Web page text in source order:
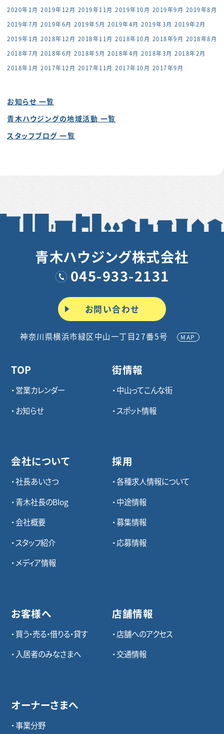
2020年1月 2019年12月 2019年11月 2019年10月 2019年9月 2019年8月
2019年7月 2019年6月 2019年5月 2019年4月 2019年3月 2019年2月
2019年1月 2018年12月 2018年11月 2018年10月 2018年9月 2018年8月
2018年7月 2018年6月 2018年5月 2018年4月 2018年3月 2018年2月
2018年1月 2017年12月 2017年11月 2017年10月 2017年9月
お知らせ 一覧
青木ハウジングの地域活動 一覧
スタッフブログ 一覧
青木ハウジング株式会社
045-933-2131
お問い合わせ
神奈川県横浜市緑区中山一丁目27番5号 MAP
TOP
営業カレンダー
お知らせ
会社について
社長あいさつ
青木社長のBlog
会社概要
スタッフ紹介
メディア情報
お客様へ
買う・売る・借りる・貸す
入居者のみなさまへ
オーナーさまへ
事業分野
街情報
中山ってこんな街
スポット情報
採用
各種求⼈情報について
中途情報
募集情報
応募情報
店舗情報
店舗へのアクセス
交通情報